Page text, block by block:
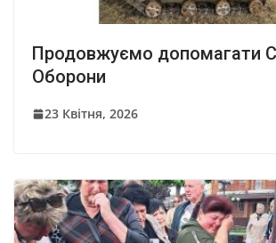
Продовжуємо допомагати
Оборони
23 Квітня, 2026